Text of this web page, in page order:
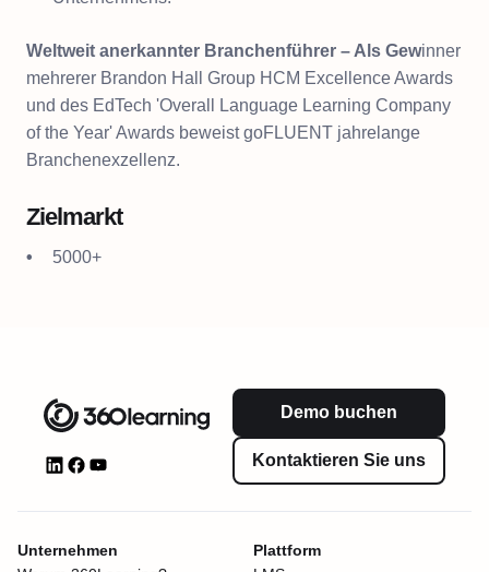
Weltweit anerkannter Branchenführer – Als Gewinner
mehrerer Brandon Hall Group HCM Excellence Awards
und des EdTech 'Overall Language Learning Company
of the Year' Awards beweist goFLUENT jahrelange
Branchenexzellenz.
Zielmarkt
5000+
Demo buchen
Kontaktieren Sie uns
Unternehmen
Plattform